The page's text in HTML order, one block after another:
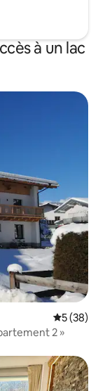
à un lac
5 (38)
2 »